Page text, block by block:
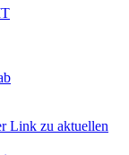
Link zu aktuellen